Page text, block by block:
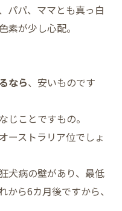
パパ、ママとも真っ白
素が少し心配。
なら、安いものです
じことですもの。
ーストラリア位でしょ
犬病の壁があり、最低
ら6カ月後ですから、